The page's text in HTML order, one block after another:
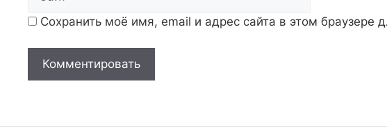
Сохранить моё имя, email и адрес сайта в этом